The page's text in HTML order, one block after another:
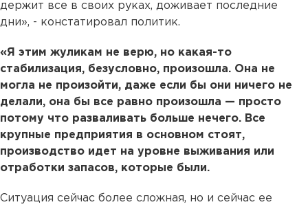
держит все в своих руках, доживает последние
дни», - констатировал политик.
«Я этим жуликам не верю, но какая-то
стабилизация, безусловно, произошла. Она не
могла не произойти, даже если бы они ничего не
делали, она бы все равно произошла — просто
потому что разваливать больше нечего. Все
крупные предприятия в основном стоят,
производство идет на уровне выживания или
отработки запасов, которые были.
Ситуация сейчас более сложная, но и сейчас ее